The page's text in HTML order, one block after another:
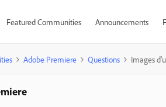
Featured Communities Announcements
Adobe Premiere Questions Images